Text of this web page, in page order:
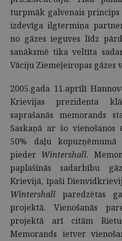
turpmāk galvenais
izdevīga ilgtermiņa
no gāzes ieguves līdz
sanāksmē tika veltīta
Vāciju Ziemeļeiropas gāzes
2005.gada 11.aprīlī
Krievijas prezidenta
saprašanās memorands
Saskaņā ar šo vienošanos
50% daļu kopuzņēmumā
pieder Wintershall.
paplašinās sadarbību
Krievijā, īpaši
Wintershall paredzētas
projektā. Vienošanās
projektā arī citām
Memorands ietver